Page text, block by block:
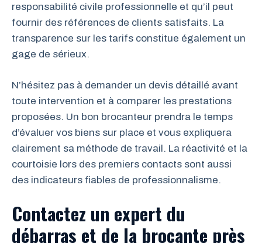
responsabilité civile professionnelle et qu’il peut
fournir des références de clients satisfaits. La
transparence sur les tarifs constitue également un
gage de sérieux.
N’hésitez pas à demander un devis détaillé avant
toute intervention et à comparer les prestations
proposées. Un bon brocanteur prendra le temps
d’évaluer vos biens sur place et vous expliquera
clairement sa méthode de travail. La réactivité et la
courtoisie lors des premiers contacts sont aussi
des indicateurs fiables de professionnalisme.
Contactez un expert du
débarras et de la brocante près